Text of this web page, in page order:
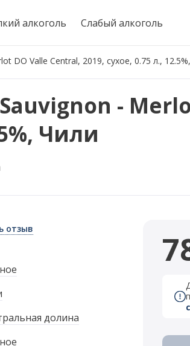
алкоголь Слабый алкоголь
DO Valle Central, 2019, сухое, 0.75 л.,
-
Чили
отзыв
долина